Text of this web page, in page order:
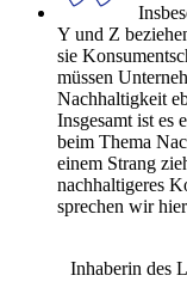
Y und Z
sie
müssen
Nachhaltigkeit
Insgesamt ist es
beim Thema
einem Strang
nachhaltigeres
sprechen wir
Inhaberin des